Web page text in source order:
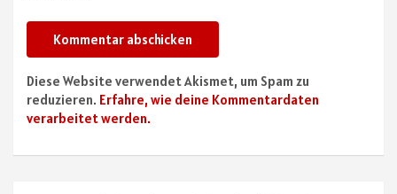
Diese Website verwendet Akismet, um Spam zu
reduzieren. Erfahre, wie deine Kommentardaten
verarbeitet werden.